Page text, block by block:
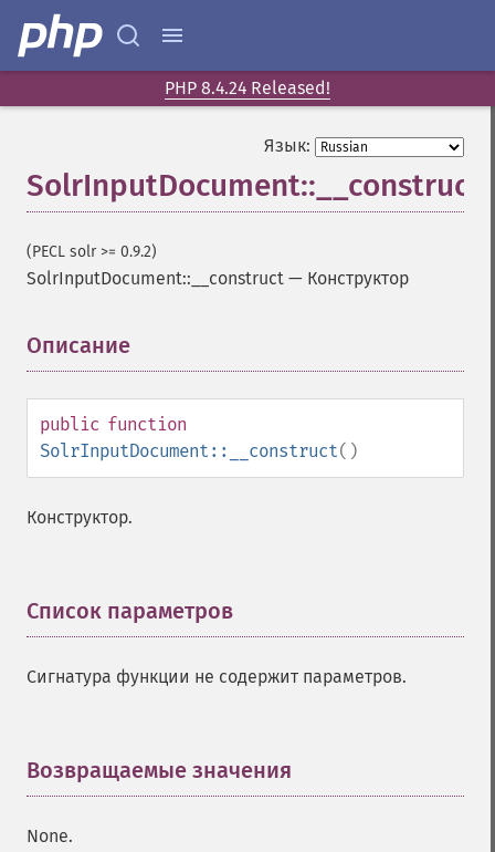
PHP 8.4.24 Released!
Язык:
SolrInputDocument::__construct
(PECL solr >= 0.9.2)
SolrInputDocument::__construct — Конструктор
Описание
public function
SolrInputDocument::__construct()
Конструктор.
Список параметров
Сигнатура функции не содержит параметров.
Возвращаемые значения
None.